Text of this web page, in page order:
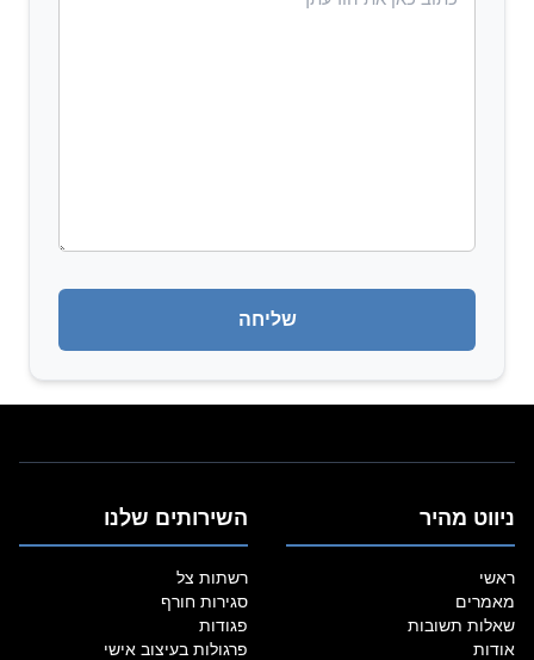
ניווט מהיר
ראשי
מאמרים
שאלות תשובות
אודות
השירותים שלנו
רשתות צל
סגירות חורף
פגודות
פרגולות בעיצוב אישי